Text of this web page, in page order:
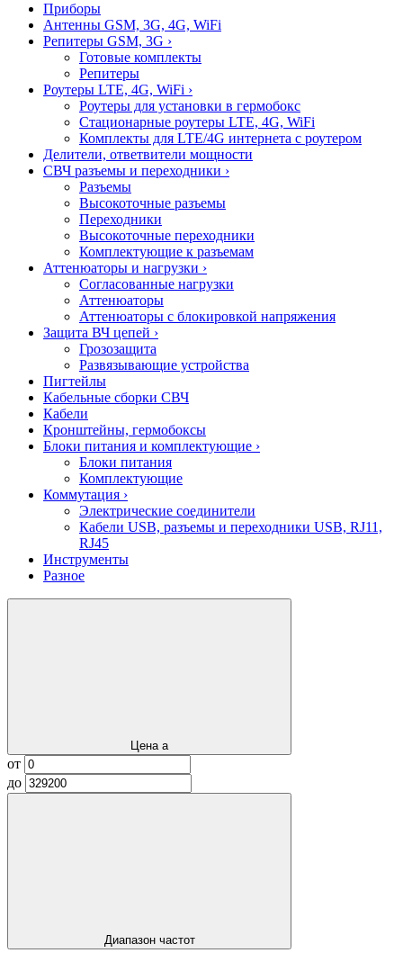
Приборы
Антенны GSM, 3G, 4G, WiFi
Репитеры GSM, 3G ›
Готовые комплекты
Репитеры
Роутеры LTE, 4G, WiFi ›
Роутеры для установки в гермобокс
Стационарные роутеры LTE, 4G, WiFi
Комплекты для LTE/4G интернета с роутером
Делители, ответвители мощности
СВЧ разъемы и переходники ›
Разъемы
Высокоточные разъемы
Переходники
Высокоточные переходники
Комплектующие к разъемам
Аттенюаторы и нагрузки ›
Согласованные нагрузки
Аттенюаторы
Аттенюаторы с блокировкой напряжения
Защита ВЧ цепей ›
Грозозащита
Развязывающие устройства
Пигтейлы
Кабельные сборки СВЧ
Кабели
Кронштейны, гермобоксы
Блоки питания и комплектующие ›
Блоки питания
Комплектующие
Коммутация ›
Электрические соединители
Кабели USB, разъемы и переходники USB, RJ11,
RJ45
Инструменты
Разное
Цена a
от
до
Диапазон частот